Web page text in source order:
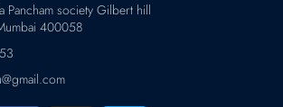
Pancham society Gilbert hill
400058